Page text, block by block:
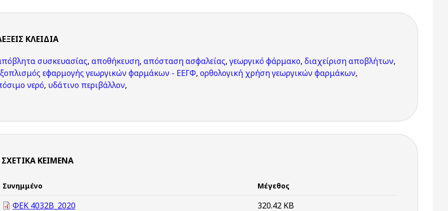
KΛΕΙΔΙΆ
συσκευασίας, αποθήκευση, απόσταση ασφαλείας, γεωργικό φάρμακο, διαχείριση αποβλήτων,
εφαρμογής γεωργικών φαρμάκων - ΕΕΓΦ, ορθολογική χρήση γεωργικών φαρμάκων,
νερό, υδάτινο περιβάλλον,
ΣΧΕΤΙΚΆ ΚΕΊΜΕΝΑ
Συνημμένο Μέγεθος
ΦΕΚ 4032Β_2020 320.42 KB